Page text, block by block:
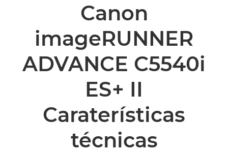
Produtos empresariais
Impressoras multifuncionais - Impressoras multifunções
Canon
imageRUNNER
ADVANCE C5540i
ES+ II
Caraterísticas
técnicas